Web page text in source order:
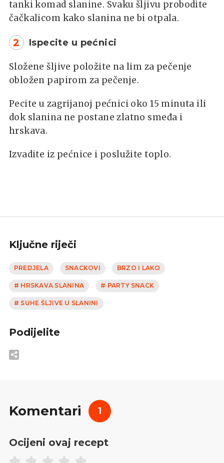
tanki komad slanine. Svaku šljivu probodite
čačkalicom kako slanina ne bi otpala.
2 Ispecite u pećnici
Složene šljive položite na lim za pečenje
obložen papirom za pečenje.
Pecite u zagrijanoj pećnici oko 15 minuta ili
dok slanina ne postane zlatno smeđa i
hrskava.
Izvadite iz pećnice i poslužite toplo.
Ključne riječi
PREDJELA SNACKOVI BRZO I LAKO
# HRSKAVA SLANINA # PARTY SNACK
# SUHE ŠLJIVE U SLANINI
Podijelite
Komentari 1
Ocijeni ovaj recept